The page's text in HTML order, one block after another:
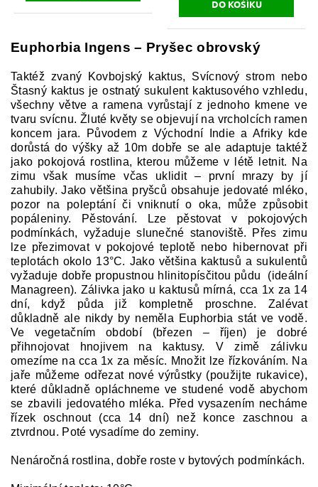
Euphorbia Ingens – Pryšec obrovský
Taktéž zvaný Kovbojský kaktus, Svícnový strom nebo
Štasný kaktus je ostnatý sukulent kaktusového vzhledu,
všechny větve a ramena vyrůstají z jednoho kmene ve
tvaru svícnu. Žluté květy se objevují na vrcholcích ramen
koncem jara. Původem z Východní Indie a Afriky kde
dorůstá do výšky až 10m dobře se ale adaptuje taktéž
jako pokojová rostlina, kterou můžeme v létě letnit. Na
zimu však musíme včas uklidit – první mrazy by jí
zahubily. Jako většina pryšců obsahuje jedovaté mléko,
pozor na poleptání či vniknutí o oka, může způsobit
popáleniny. Pěstování. Lze pěstovat v pokojových
podmínkách, vyžaduje slunečné stanoviště. Přes zimu
lze přezimovat v pokojové teplotě nebo hibernovat při
teplotách okolo 13°C. Jako většina kaktusů a sukulentů
vyžaduje dobře propustnou hlinitopísčitou půdu (ideální
Managreen). Zálivka jako u kaktusů mírná, cca 1x za 14
dní, když půda již kompletně proschne. Zalévat
důkladně ale nikdy by neměla Euphorbia stát ve vodě.
Ve vegetačním období (březen – říjen) je dobré
přihnojovat hnojivem na kaktusy. V zimě zálivku
omezíme na cca 1x za měsíc. Množit lze řízkováním. Na
jaře můžeme odřezat nové výrůstky (použijte rukavice),
které důkladně opláchneme ve studené vodě abychom
se zbavili jedovatého mléka. Před vysazením necháme
řízek oschnout (cca 14 dní) než konce zaschnou a
ztvrdnou. Poté vysadíme do zeminy.
Nenáročná rostlina, dobře roste v bytových podmínkách.